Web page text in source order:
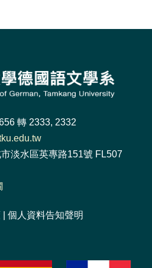
轉 2333, 2332
淡水區英專路151號 FL507
個人資料告知聲明